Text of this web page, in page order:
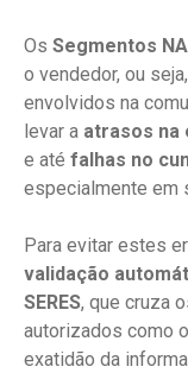
Os Segmentos
o vendedor, ou
envolvidos na
levar a atrasos na
e até falhas no
especialmente em
Para evitar estes
validação
SERES, que cruza
autorizados como o
exatidão da